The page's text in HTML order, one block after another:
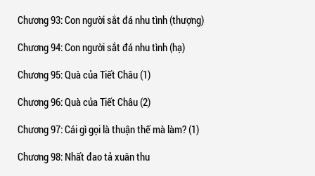
Chương 93: Con người sắt đá nhu tình (thượng)
Chương 94: Con người sắt đá nhu tình (hạ)
Chương 95: Quà của Tiết Châu (1)
Chương 96: Quà của Tiết Châu (2)
Chương 97: Cái gì gọi là thuận thế mà làm? (1)
Chương 98: Nhất đao tả xuân thu